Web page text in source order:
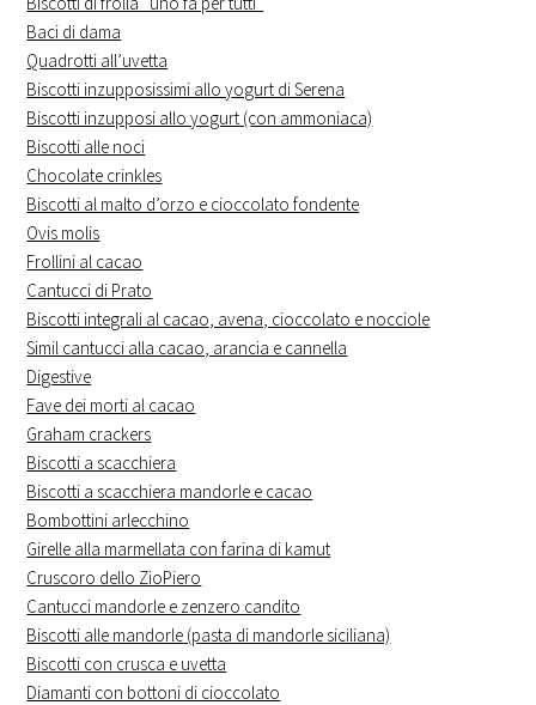
Baci di dama
Quadrotti all’uvetta
Biscotti inzupposissimi allo yogurt di Serena
Biscotti inzupposi allo yogurt (con ammoniaca)
Biscotti alle noci
Chocolate crinkles
Biscotti al malto d’orzo e cioccolato fondente
Ovis molis
Frollini al cacao
Cantucci di Prato
Biscotti integrali al cacao, avena, cioccolato e nocciole
Simil cantucci alla cacao, arancia e cannella
Digestive
Fave dei morti al cacao
Graham crackers
Biscotti a scacchiera
Biscotti a scacchiera mandorle e cacao
Bombottini arlecchino
Girelle alla marmellata con farina di kamut
Cruscoro dello ZioPiero
Cantucci mandorle e zenzero candito
Biscotti alle mandorle (pasta di mandorle siciliana)
Biscotti con crusca e uvetta
Diamanti con bottoni di cioccolato